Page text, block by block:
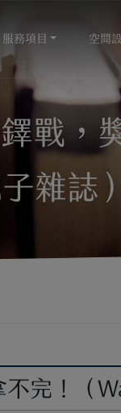
服務項目 空間
戰，
雜誌）
完！（